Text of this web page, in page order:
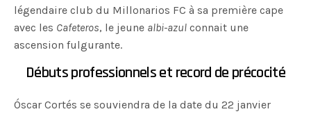
légendaire club du Millonarios FC à sa première cape
avec les Cafeteros, le jeune albi-azul connait une
ascension fulgurante.
Débuts professionnels et record de précocité
Óscar Cortés se souviendra de la date du 22 janvier